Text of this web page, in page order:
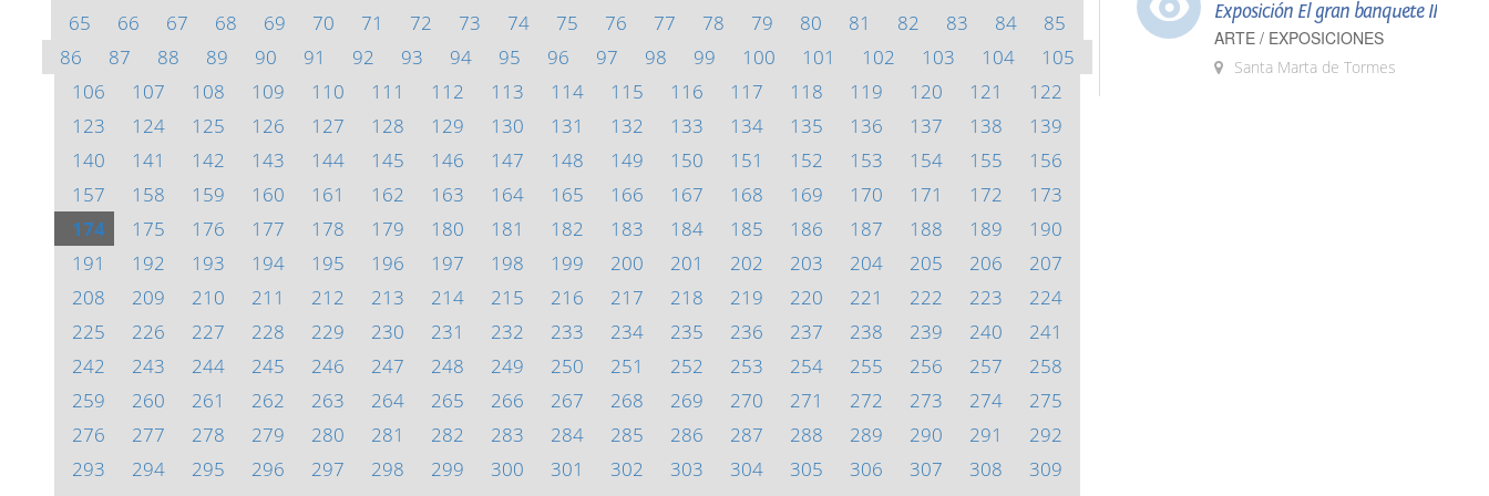
65
66 67 68 69 70 71 72 73 74 75 76 77 78 79 80 81 82 83 84
85
86
87 88 89 90 91 92 93 94 95 96 97 98 99 100 101 102 103 104
105
106
107 108 109 110 111 112 113 114 115 116 117 118 119 120 121
122
123
124 125 126 127 128 129 130 131 132 133 134 135 136 137 138
139
140
141 142 143 144 145 146 147 148 149 150 151 152 153 154 155
156
157
158 159 160 161 162 163 164 165 166 167 168 169 170 171 172
173
174
175 176 177 178 179 180 181 182 183 184 185 186 187 188 189
190
191
192 193 194 195 196 197 198 199 200 201 202 203 204 205 206
207
208
209 210 211 212 213 214 215 216 217 218 219 220 221 222 223
224
225
226 227 228 229 230 231 232 233 234 235 236 237 238 239 240
241
242
243 244 245 246 247 248 249 250 251 252 253 254 255 256 257
258
259
260 261 262 263 264 265 266 267 268 269 270 271 272 273 274
275
276
277 278 279 280 281 282 283 284 285 286 287 288 289 290 291
292
293
294 295 296 297 298 299 300 301 302 303 304 305 306 307 308
309
Exposición El gran banquete II
ARTE / EXPOSICIONES
Santa Marta de Tormes